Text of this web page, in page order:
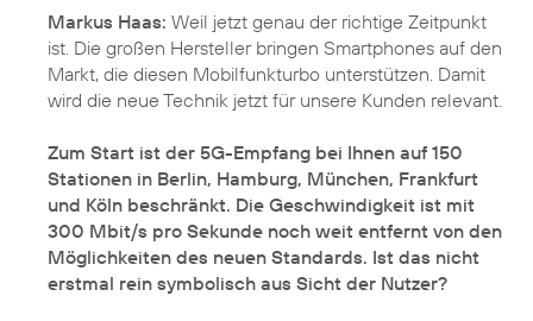
Markus Haas: Weil jetzt genau der richtige Zeitpunkt
ist. Die großen Hersteller bringen Smartphones auf den
Markt, die diesen Mobilfunkturbo unterstützen. Damit
wird die neue Technik jetzt für unsere Kunden relevant.
Zum Start ist der 5G-Empfang bei Ihnen auf 150
Stationen in Berlin, Hamburg, München, Frankfurt
und Köln beschränkt. Die Geschwindigkeit ist mit
300 Mbit/s pro Sekunde noch weit entfernt von den
Möglichkeiten des neuen Standards. Ist das nicht
erstmal rein symbolisch aus Sicht der Nutzer?